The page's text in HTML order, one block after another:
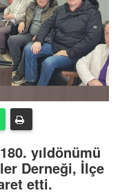
yıldönümü
Derneği, İlçe
etti.